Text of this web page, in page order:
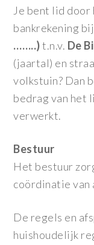
Je bent lid door
bankrekening
……..)t.n.v. De
(jaartal) en
volkstuin? Dan
bedrag van het
verwerkt.
Bestuur
Het bestuur
coördinatie
De regels en
huishoudelijk